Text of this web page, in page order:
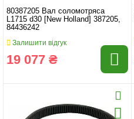
80387205 Вал соломотряса
L1715 d30 [New Holland] 387205,
84436242
Залишити відгук
19 077 ₴